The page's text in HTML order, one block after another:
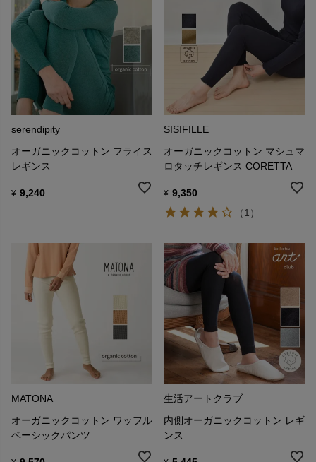
serendipity
オーガニックコットン フライス
レギンス
¥ 9,240
SISIFILLE
オーガニックコットン マシュマ
ロタッチレギンス CORETTA
¥ 9,350
（1）
MATONA
オーガニックコットン ワッフル
ベーシックパンツ
生活アートクラブ
内側オーガニックコットン レギ
ンス